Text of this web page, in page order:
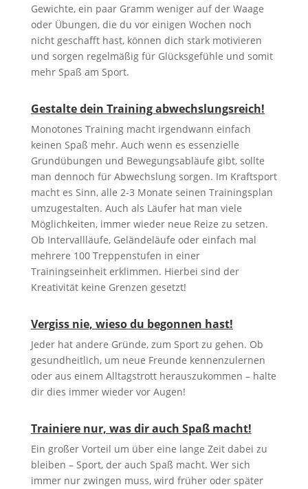
Gewichte, ein paar Gramm weniger auf der Waage
oder Übungen, die du vor einigen Wochen noch
nicht geschafft hast, können dich stark motivieren
und sorgen regelmäßig für Glücksgefühle und somit
mehr Spaß am Sport.
Gestalte dein Training abwechslungsreich!
Monotones Training macht irgendwann einfach
keinen Spaß mehr. Auch wenn es essenzielle
Grundübungen und Bewegungsabläufe gibt, sollte
man dennoch für Abwechslung sorgen. Im Kraftsport
macht es Sinn, alle 2-3 Monate seinen Trainingsplan
umzugestalten. Auch als Läufer hat man viele
Möglichkeiten, immer wieder neue Reize zu setzen.
Ob Intervallläufe, Geländeläufe oder einfach mal
mehrere 100 Treppenstufen in einer
Trainingseinheit erklimmen. Hierbei sind der
Kreativität keine Grenzen gesetzt!
Vergiss nie, wieso du begonnen hast!
Jeder hat andere Gründe, zum Sport zu gehen. Ob
gesundheitlich, um neue Freunde kennenzulernen
oder aus einem Alltagstrott herauszukommen – halte
dir dies immer wieder vor Augen!
Trainiere nur, was dir auch Spaß macht!
Ein großer Vorteil um über eine lange Zeit dabei zu
bleiben – Sport, der auch Spaß macht. Wer sich
immer nur zwingen muss, wird früher oder später